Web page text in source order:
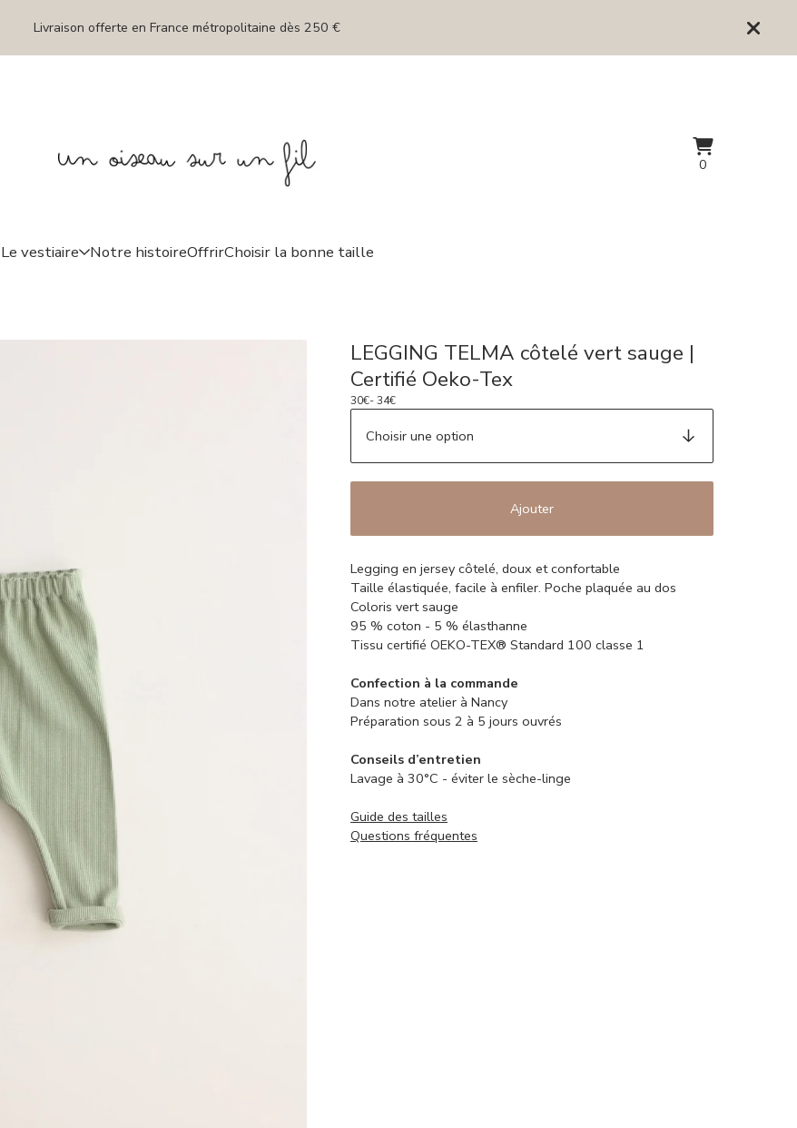
Livraison offerte en France métropolitaine dès 250 €
0
Le vestiaire Notre histoireOffrirChoisir la bonne taille
LEGGING TELMA côtelé vert sauge |
Certifié Oeko-Tex
30€- 34€
Ajouter
Legging en jersey côtelé, doux et confortable
Taille élastiquée, facile à enfiler. Poche plaquée au dos
Coloris vert sauge
95 % coton - 5 % élasthanne
Tissu certifié OEKO-TEX® Standard 100 classe 1
Confection à la commande
Dans notre atelier à Nancy
Préparation sous 2 à 5 jours ouvrés
Conseils d’entretien
Lavage à 30°C - éviter le sèche-linge
Guide des tailles
Questions fréquentes